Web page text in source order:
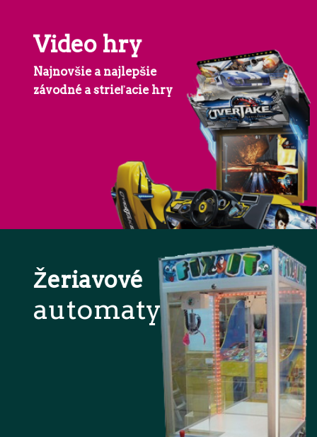
Video hry
Najnovšie a najlepšie
závodné a strieľacie hry
Žeriavové
automaty